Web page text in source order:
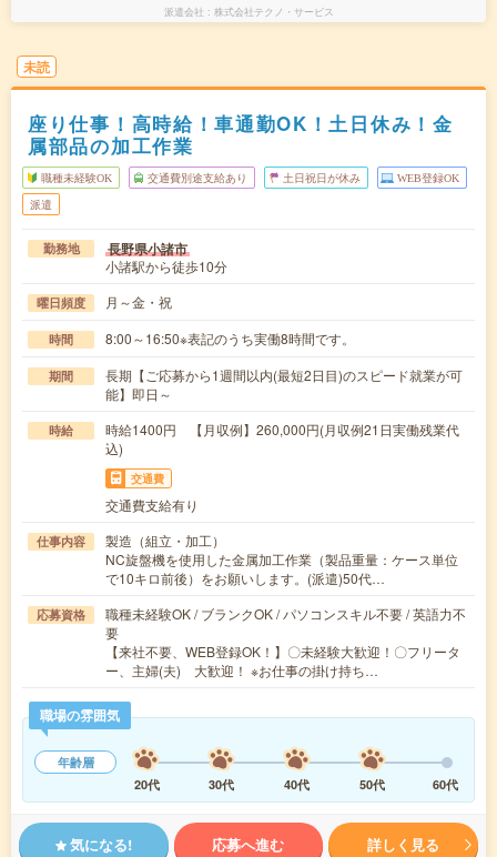
派遣会社 株式会社テクノ・サービス
未読
座り仕事！高時給！車通勤OK！土日休み！金
属部品の加工作業
職種未経験OK 交通費別途支給あり 土日祝日が休み WEB登録OK
派遣
勤務地 長野県小諸市
小諸駅から徒歩10分
曜日頻度 月～金・祝
時間 8:00～16:50※表記のうち実働8時間です。
期間
長期【ご応募から1週間以内(最短2日目)のスピード就業が可
能】即日～
時給
時給1400円 【月収例】260,000円(月収例21日実働残業代
込)
交通費
交通費支給有り
仕事内容
製造（組立・加工）
NC旋盤機を使用した金属加工作業（製品重量：ケース単位
で10キロ前後）をお願いします。(派遣)50代…
応募資格
職種未経験OK / ブランクOK / パソコンスキル不要 / 英語力不
要
【来社不要、WEB登録OK！】〇未経験大歓迎！〇フリータ
ー、主婦(夫) 大歓迎！ ※お仕事の掛け持ち…
職場の雰囲気
年齢層
20代
30代 40代 50代 60代
気になる! 応募へ進む 詳しく見る